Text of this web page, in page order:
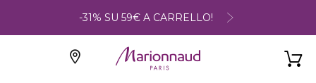
-31% SU 59€ A CARRELLO!